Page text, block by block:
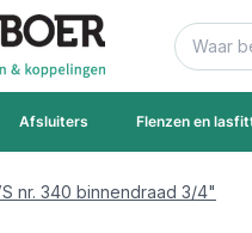
Zoek
Afsluiters Flenzen en
nr. 340 binnendraad 3/4"